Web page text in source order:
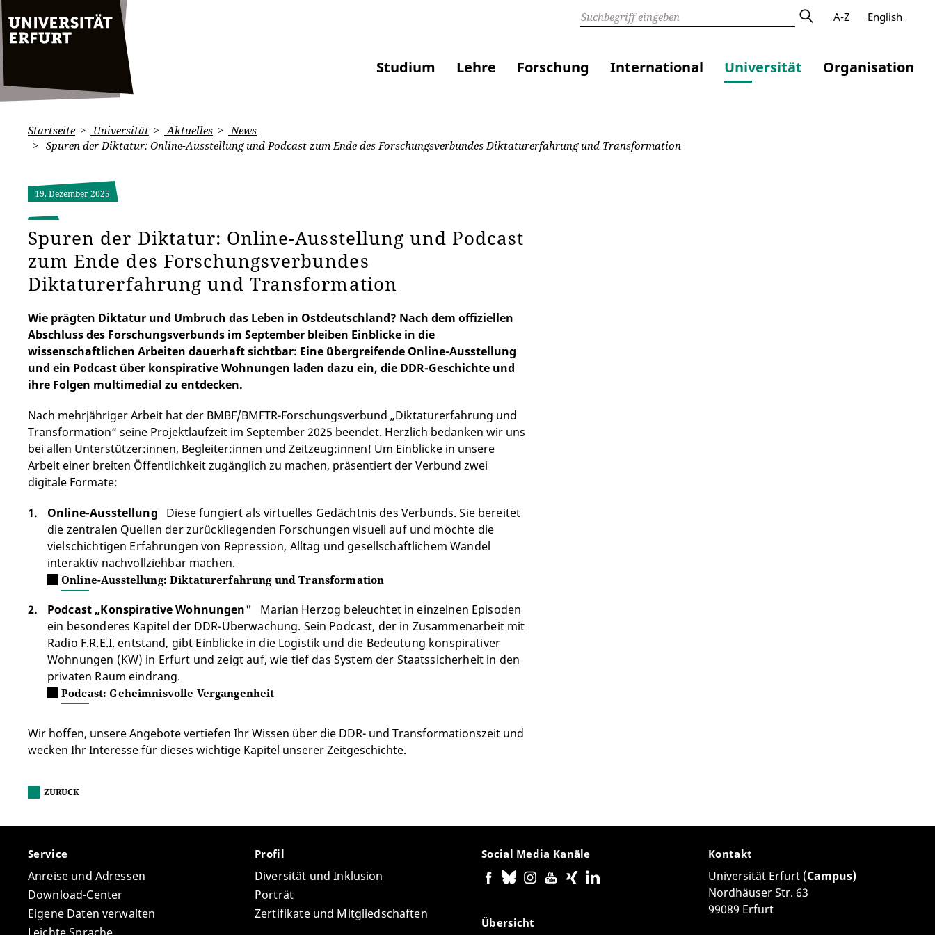
A-Z English
Studium Lehre Forschung International Universität Organisation
Startseite Universität Aktuelles
News
Spuren der Diktatur: Online-Ausstellung und Podcast zum Ende des Forschungsverbundes Diktaturerfahrung und Transformation
19. Dezember 2025
Spuren der Diktatur: Online-Ausstellung und Podcast
zum Ende des Forschungsverbundes
Diktaturerfahrung und Transformation
Wie prägten Diktatur und Umbruch das Leben in Ostdeutschland? Nach dem offiziellen
Abschluss des Forschungsverbunds im September bleiben Einblicke in die
wissenschaftlichen Arbeiten dauerhaft sichtbar: Eine übergreifende Online-Ausstellung
und ein Podcast über konspirative Wohnungen laden dazu ein, die DDR-Geschichte und
ihre Folgen multimedial zu entdecken.
Nach mehrjähriger Arbeit hat der BMBF/BMFTR-Forschungsverbund „Diktaturerfahrung und
Transformation“ seine Projektlaufzeit im September 2025 beendet. Herzlich bedanken wir uns
bei allen Unterstützer:innen, Begleiter:innen und Zeitzeug:innen! Um Einblicke in unsere
Arbeit einer breiten Öffentlichkeit zugänglich zu machen, präsentiert der Verbund zwei
digitale Formate:
Online-Ausstellung Diese fungiert als virtuelles Gedächtnis des Verbunds. Sie bereitet
die zentralen Quellen der zurückliegenden Forschungen visuell auf und möchte die
vielschichtigen Erfahrungen von Repression, Alltag und gesellschaftlichem Wandel
interaktiv nachvollziehbar machen.
Online-Ausstellung: Diktaturerfahrung und Transformation
Podcast „Konspirative Wohnungen" Marian Herzog beleuchtet in einzelnen Episoden
ein besonderes Kapitel der DDR-Überwachung. Sein Podcast, der in Zusammenarbeit mit
Radio F.R.E.I. entstand, gibt Einblicke in die Logistik und die Bedeutung konspirativer
Wohnungen (KW) in Erfurt und zeigt auf, wie tief das System der Staatssicherheit in den
privaten Raum eindrang.
Podcast: Geheimnisvolle Vergangenheit
Wir hoffen, unsere Angebote vertiefen Ihr Wissen über die DDR- und Transformationszeit und
wecken Ihr Interesse für dieses wichtige Kapitel unserer Zeitgeschichte.
ZURÜCK
Service
Anreise und Adressen
Download-Center
Eigene Daten verwalten
Profil
Diversität und Inklusion
Porträt
Zertifikate und Mitgliedschaften
Social Media Kanäle
Übersicht
Kontakt
Universität Erfurt (Campus)
Nordhäuser Str. 63
99089 Erfurt